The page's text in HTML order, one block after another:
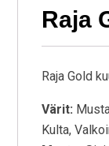
Raja
Raja Gold
Värit:
Kulta,